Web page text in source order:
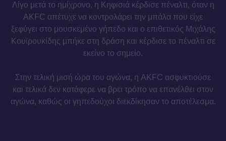
Λίγο μετά το ημίχρονο, η Κηφισιά κέρδισε πέναλτι, όταν η
AKFC απέτυχε να κοντρολάρει την μπάλα που είχε
ξεφύγει στο μουσκεμένο γήπεδο και ο επιθετικός Μιχάλης
Κουϊρουκίδης μπήκε στη δράση και κέρδισε το πέναλτι σε
εκείνο το σημείο.
Στην τελική μισή ώρα του αγώνα, η AKFC ασφυκτιούσε
και τελικά δεν κατάφερε να βρει τρόπο να επανέλθει στον
αγώνα, καθώς οι γηπεδούχοι διεκδίκησαν το αποτέλεσμα.